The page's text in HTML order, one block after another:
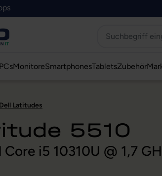
Plattform springen
PCsMonitoreSmartphonesTabletsZubehör
Dell Latitudes
5510
i5 10310U @ 1,7